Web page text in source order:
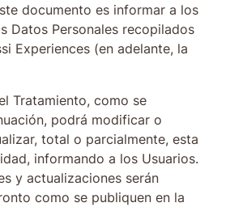
documento es informar a los
Datos Personales recopilados
Experiences (en adelante, la
Tratamiento, como se
podrá modificar o
total o parcialmente, esta
informando a los Usuarios.
y actualizaciones serán
como se publiquen en la